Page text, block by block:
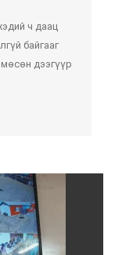
ч даац
байгааг
дээгүүр